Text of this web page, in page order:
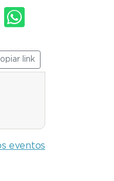
link
eventos